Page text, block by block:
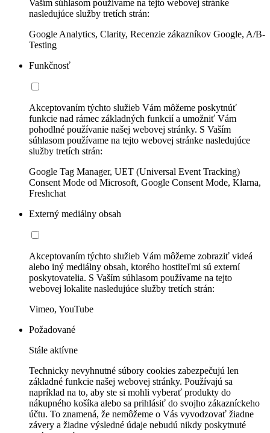
Vaším súhlasom používame na tejto webovej stránke
nasledujúce služby tretích strán:
Google Analytics, Clarity, Recenzie zákazníkov Google, A/B-
Testing
Funkčnosť
Akceptovaním týchto služieb Vám môžeme poskytnúť
funkcie nad rámec základných funkcií a umožniť Vám
pohodlné používanie našej webovej stránky. S Vaším
súhlasom používame na tejto webovej stránke nasledujúce
služby tretích strán:
Google Tag Manager, UET (Universal Event Tracking)
Consent Mode od Microsoft, Google Consent Mode, Klarna,
Freshchat
Externý mediálny obsah
Akceptovaním týchto služieb Vám môžeme zobraziť videá
alebo iný mediálny obsah, ktorého hostiteľmi sú externí
poskytovatelia. S Vaším súhlasom používame na tejto
webovej lokalite nasledujúce služby tretích strán:
Vimeo, YouTube
Požadované
Stále aktívne
Technicky nevyhnutné súbory cookies zabezpečujú len
základné funkcie našej webovej stránky. Používajú sa
napríklad na to, aby ste si mohli vyberať produkty do
nákupného košíka alebo sa prihlásiť do svojho zákazníckeho
účtu. To znamená, že nemôžeme o Vás vyvodzovať žiadne
závery a žiadne výsledné údaje nebudú nikdy poskytnuté